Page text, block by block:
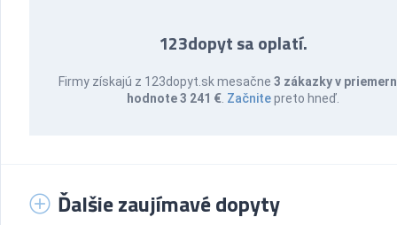
123dopyt sa oplatí.
Firmy získajú z 123dopyt.sk mesačne3 zákazky v
hodnote 3 241 € Začnitepreto hneď.
Ďalšie zaujímavé dopyty